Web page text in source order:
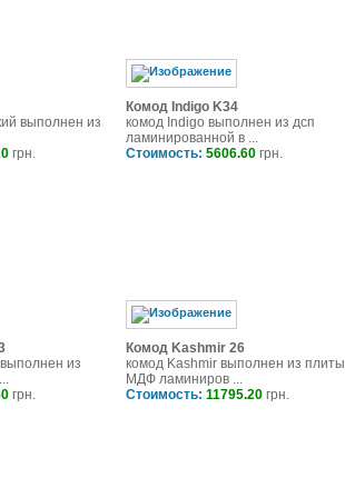
выполнен из
грн.
Комод Indigo K34
комод Indigo выполнен из дсп
ламинированной в ...
Стоимость: 5606.60 грн.
из
грн.
Комод Kashmir 26
комод Kashmir выполнен из плиты
МДФ ламиниров ...
Стоимость: 11795.20 грн.